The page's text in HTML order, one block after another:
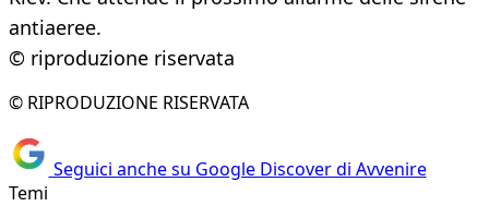
antiaeree.
© riproduzione riservata
© RIPRODUZIONE RISERVATA
Seguici anche su Google Discover di Avvenire
Temi